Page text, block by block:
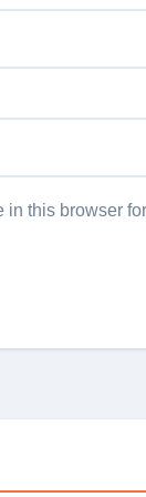
this browser